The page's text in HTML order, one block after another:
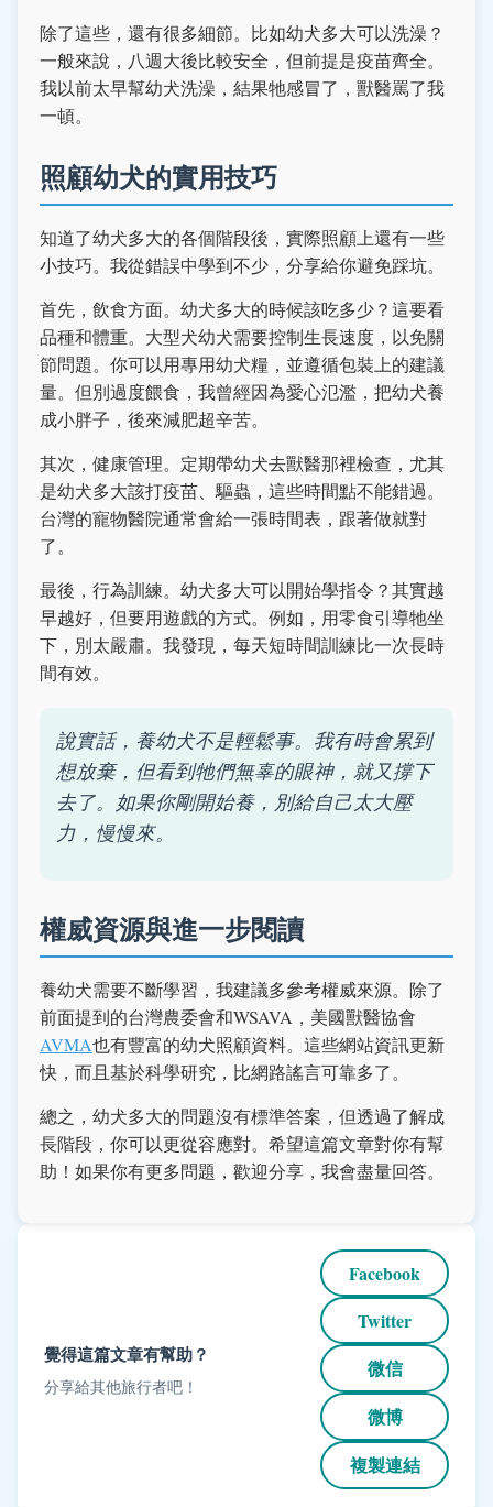
除了這些，還有很多細節。比如幼犬多大可以洗澡？
一般來說，八週大後比較安全，但前提是疫苗齊全。
我以前太早幫幼犬洗澡，結果牠感冒了，獸醫罵了我
一頓。
照顧幼犬的實用技巧
知道了幼犬多大的各個階段後，實際照顧上還有一些
小技巧。我從錯誤中學到不少，分享給你避免踩坑。
首先，飲食方面。幼犬多大的時候該吃多少？這要看
品種和體重。大型犬幼犬需要控制生長速度，以免關
節問題。你可以用專用幼犬糧，並遵循包裝上的建議
量。但別過度餵食，我曾經因為愛心氾濫，把幼犬養
成小胖子，後來減肥超辛苦。
其次，健康管理。定期帶幼犬去獸醫那裡檢查，尤其
是幼犬多大該打疫苗、驅蟲，這些時間點不能錯過。
台灣的寵物醫院通常會給一張時間表，跟著做就對
了。
最後，行為訓練。幼犬多大可以開始學指令？其實越
早越好，但要用遊戲的方式。例如，用零食引導牠坐
下，別太嚴肅。我發現，每天短時間訓練比一次長時
間有效。
說實話，養幼犬不是輕鬆事。我有時會累到
想放棄，但看到牠們無辜的眼神，就又撐下
去了。如果你剛開始養，別給自己太大壓
力，慢慢來。
權威資源與進一步閱讀
養幼犬需要不斷學習，我建議多參考權威來源。除了
前面提到的台灣農委會和WSAVA，美國獸醫協會
AVMA也有豐富的幼犬照顧資料。這些網站資訊更新
快，而且基於科學研究，比網路謠言可靠多了。
總之，幼犬多大的問題沒有標準答案，但透過了解成
長階段，你可以更從容應對。希望這篇文章對你有幫
助！如果你有更多問題，歡迎分享，我會盡量回答。
覺得這篇文章有幫助？
分享給其他旅行者吧！
Facebook
Twitter
微信
微博
複製連結